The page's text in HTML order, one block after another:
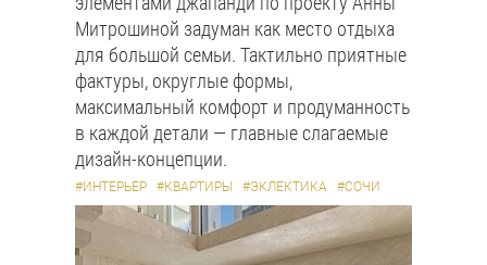
Митрошиной задуман как место отдыха
для большой семьи. Тактильно приятные
фактуры, округлые формы,
максимальный комфорт и продуманность
в каждой детали — главные слагаемые
дизайн-концепции.
#ИНТЕРЬЕР #КВАРТИРЫ #ЭКЛЕКТИКА #СОЧИ